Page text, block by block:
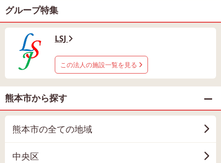
グループ特集
LSJ
この法人の施設一覧を見る
熊本市から探す
熊本市の全ての地域
中央区